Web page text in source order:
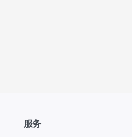
服务